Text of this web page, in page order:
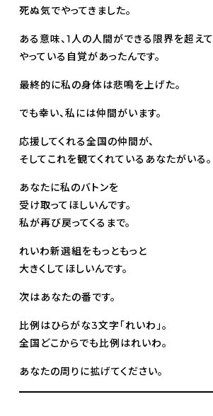
死ぬ気でやってきました。
ある意味、1人の人間ができる限界を超えて
やっている自覚があったんです。
最終的に私の身体は悲鳴を上げた。
でも幸い、私には仲間がいます。
応援してくれる全国の仲間が、
そしてこれを観てくれているあなたがいる。
あなたに私のバトンを
受け取ってほしいんです。
私が再び戻ってくるまで。
れいわ新選組をもっともっと
大きくしてほしいんです。
次はあなたの番です。
比例はひらがな3文字「れいわ」。
全国どこからでも比例はれいわ。
あなたの周りに拡げてください。